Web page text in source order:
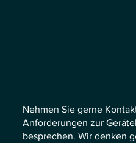
Nehmen Sie gerne
Anforderungen zur
besprechen. Wir denken